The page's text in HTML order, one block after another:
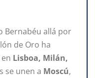
Bernabéu allá por
de Oro ha
Lisboa, Milán,
se unen a Moscú,